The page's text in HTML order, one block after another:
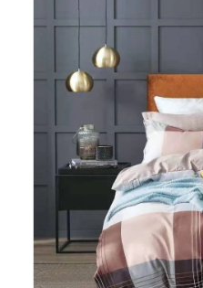
hviezdičiek.